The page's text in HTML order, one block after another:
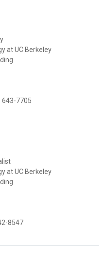
at UC Berkeley
643-7705
at UC Berkeley
8547